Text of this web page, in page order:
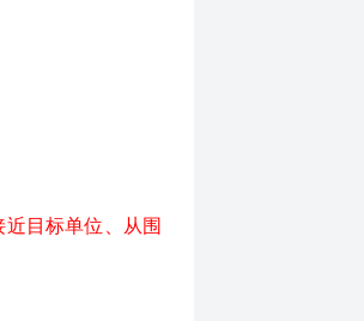
目标单位、从围